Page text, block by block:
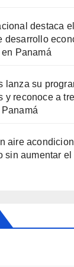
destaca
desarrollo
Panamá
lanza su
y reconoce a
aire
sin aumentar